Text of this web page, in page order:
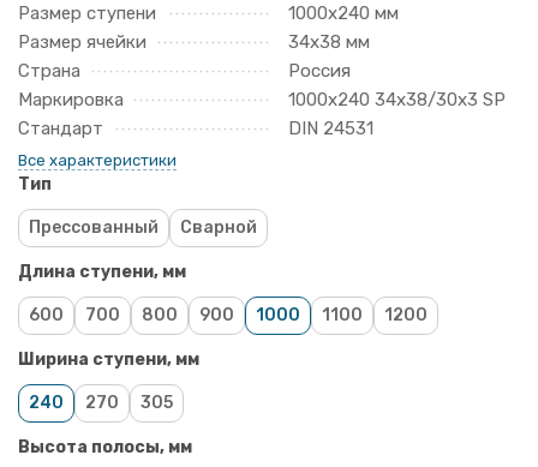
Размер ступени
1000х240 мм
Размер ячейки
34х38 мм
Страна
Россия
Маркировка
1000х240 34х38/30х3 SP
Стандарт
DIN 24531
Все характеристики
Тип
Прессованный Сварной
Длина ступени, мм
600 700 800 900 1000 1100 1200
Ширина ступени, мм
240 270 305
Высота полосы, мм